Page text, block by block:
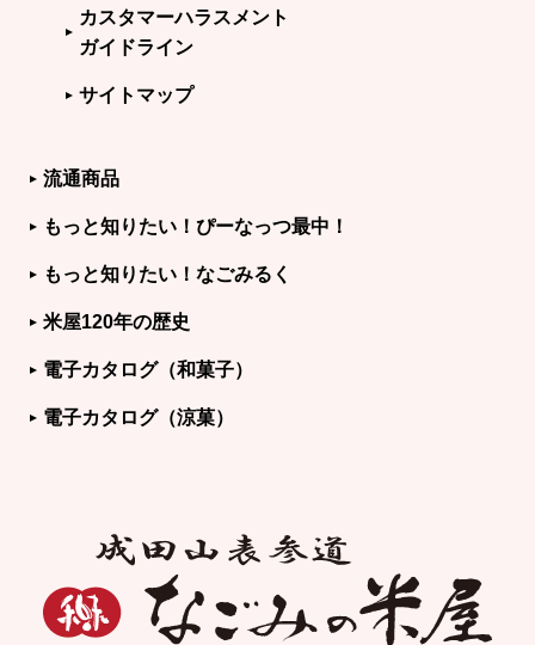
カスタマーハラスメント
ガイドライン
サイトマップ
流通商品
もっと知りたい！ぴーなっつ最中！
もっと知りたい！なごみるく
米屋120年の歴史
電子カタログ（和菓子）
電子カタログ（涼菓）